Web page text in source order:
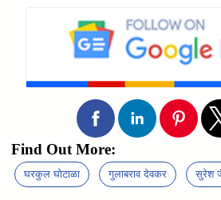
Find Out More:
घरकुल घोटाळा गुलाबराव देवकर सुरेश